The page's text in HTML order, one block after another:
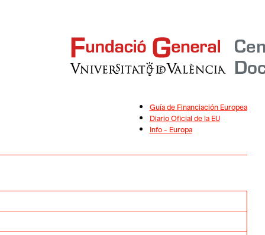
Guía de Financiación Europea
Diario Oficial de la EU
Info – Europa